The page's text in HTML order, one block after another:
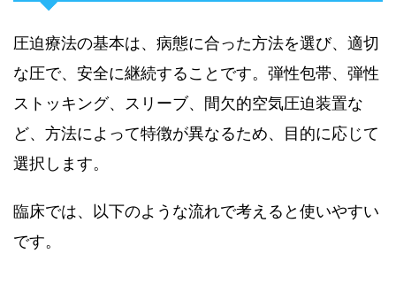
圧迫療法の基本は、病態に合った方法を選び、適切
な圧で、安全に継続することです。弾性包帯、弾性
ストッキング、スリーブ、間欠的空気圧迫装置な
ど、方法によって特徴が異なるため、目的に応じて
選択します。
臨床では、以下のような流れで考えると使いやすい
です。